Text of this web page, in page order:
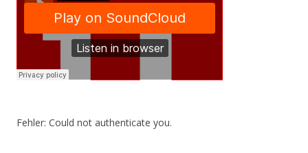
Fehler: Could not authenticate you.